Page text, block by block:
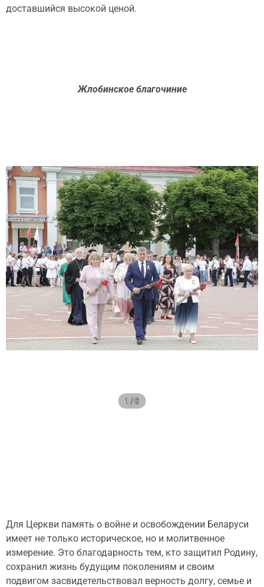
1 / 3
доставшийся высокой ценой.
Жлобинское благочиние
1 / 6
Для Церкви память о войне и освобождении Беларуси
имеет не только историческое, но и молитвенное
измерение. Это благодарность тем, кто защитил Родину,
сохранил жизнь будущим поколениям и своим
подвигом засвидетельствовал верность долгу, семье и